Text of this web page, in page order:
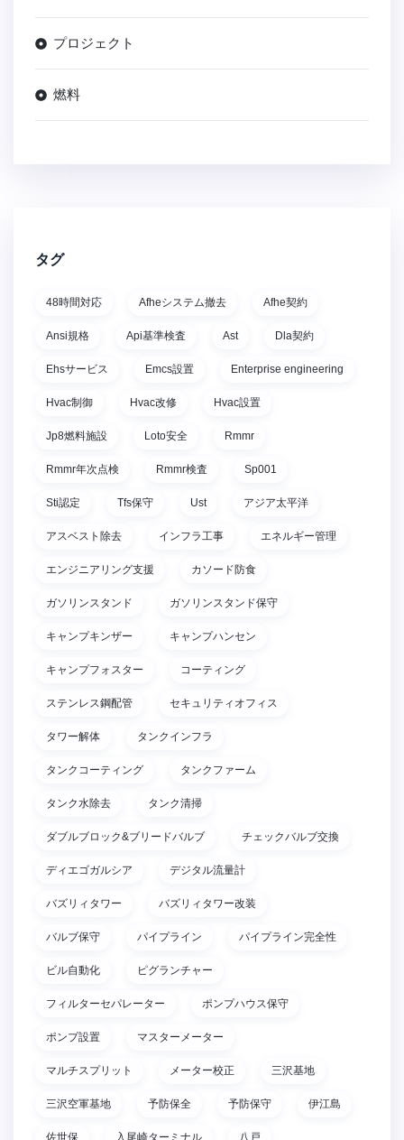
プロジェクト
燃料
タグ
48時間対応 Afheシステム撤去 Afhe契約
Ansi規格 Api基準検査 Ast Dla契約
Ehsサービス Emcs設置 Enterprise engineering
Hvac制御 Hvac改修 Hvac設置
Jp8燃料施設 Loto安全 Rmmr
Rmmr年次点検 Rmmr検査 Sp001
Sti認定 Tfs保守 Ust アジア太平洋
アスベスト除去 インフラ工事 エネルギー管理
エンジニアリング支援 カソード防食
ガソリンスタンド ガソリンスタンド保守
キャンプキンザー キャンプハンセン
キャンプフォスター コーティング
ステンレス鋼配管 セキュリティオフィス
タワー解体 タンクインフラ
タンクコーティング タンクファーム
タンク水除去 タンク清掃
ダブルブロック&ブリードバルブ チェックバルブ交換
ディエゴガルシア デジタル流量計
バズリィタワー バズリィタワー改装
バルブ保守 パイプライン パイプライン完全性
ビル自動化 ピグランチャー
フィルターセパレーター ポンプハウス保守
ポンプ設置 マスターメーター
マルチスプリット メーター校正 三沢基地
三沢空軍基地 予防保全 予防保守 伊江島
佐世保 入尾崎ターミナル 八戸